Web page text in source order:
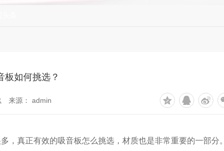
板如何挑选？
来源： admin
，真正有效的吸音板怎么挑选，材质也是非常重要的一部分。